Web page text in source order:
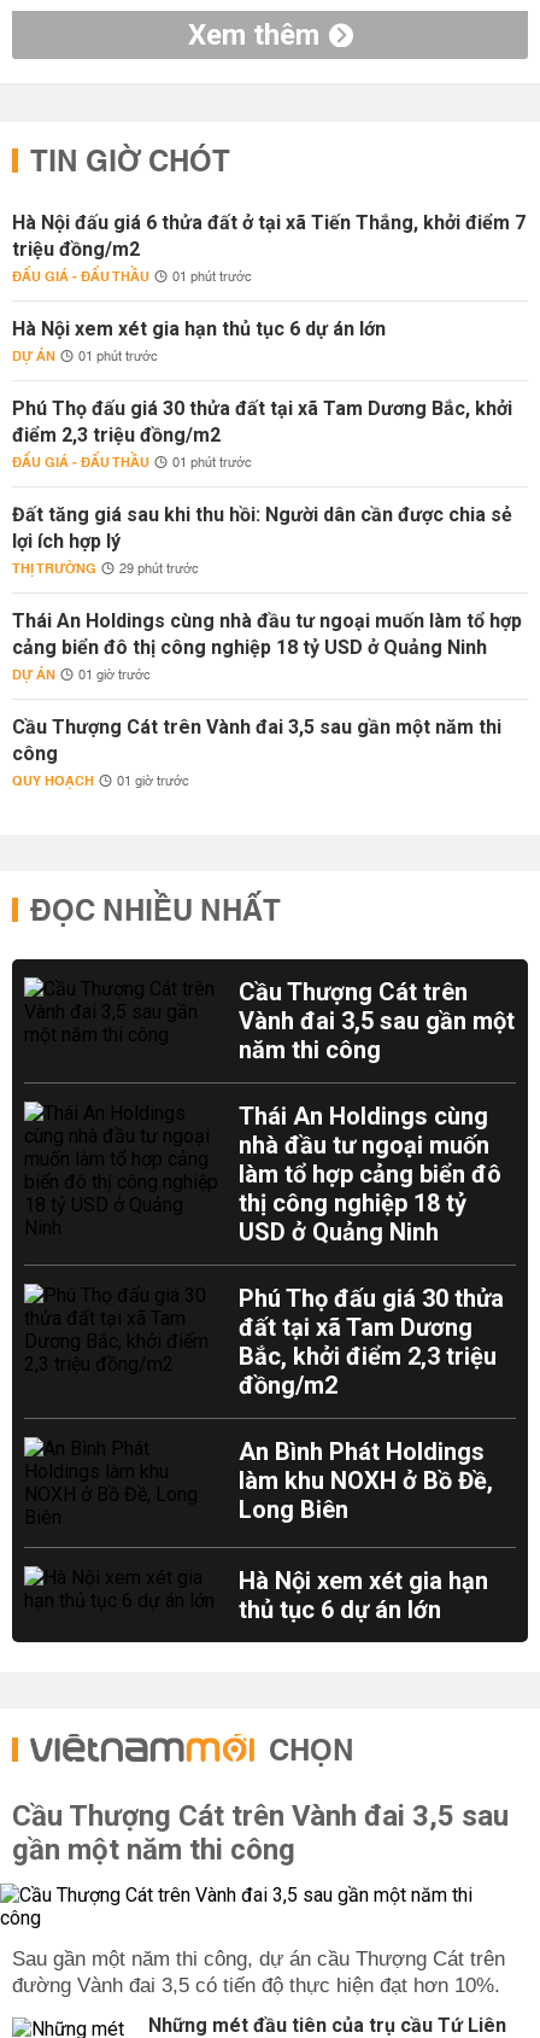
Xem thêm
TIN GIỜ CHÓT
Hà Nội đấu giá 6 thửa đất ở tại xã Tiến Thắng, khởi điểm 7
triệu đồng/m2
ĐẤU GIÁ - ĐẤU THẦU 01 phút trước
Hà Nội xem xét gia hạn thủ tục 6 dự án lớn
DỰ ÁN 01 phút trước
Phú Thọ đấu giá 30 thửa đất tại xã Tam Dương Bắc, khởi
điểm 2,3 triệu đồng/m2
ĐẤU GIÁ - ĐẤU THẦU 01 phút trước
Đất tăng giá sau khi thu hồi: Người dân cần được chia sẻ
lợi ích hợp lý
THỊ TRƯỜNG 29 phút trước
Thái An Holdings cùng nhà đầu tư ngoại muốn làm tổ hợp
cảng biển đô thị công nghiệp 18 tỷ USD ở Quảng Ninh
DỰ ÁN 01 giờ trước
Cầu Thượng Cát trên Vành đai 3,5 sau gần một năm thi
công
QUY HOẠCH 01 giờ trước
ĐỌC NHIỀU NHẤT
Cầu Thượng Cát trên
Vành đai 3,5 sau gần một
năm thi công
Thái An Holdings cùng
nhà đầu tư ngoại muốn
làm tổ hợp cảng biển đô
thị công nghiệp 18 tỷ
USD ở Quảng Ninh
Phú Thọ đấu giá 30 thửa
đất tại xã Tam Dương
Bắc, khởi điểm 2,3 triệu
đồng/m2
An Bình Phát Holdings
làm khu NOXH ở Bồ Đề,
Long Biên
Hà Nội xem xét gia hạn
thủ tục 6 dự án lớn
CHỌN
Cầu Thượng Cát trên Vành đai 3,5 sau
gần một năm thi công
Sau gần một năm thi công, dự án cầu Thượng Cát trên
đường Vành đai 3,5 có tiến độ thực hiện đạt hơn 10%.
Những mét đầu tiên của trụ cầu Tứ Liên